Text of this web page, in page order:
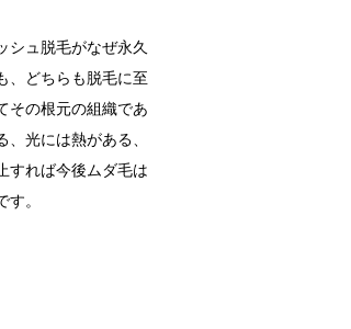
シュ脱毛がなぜ永久
、どちらも脱毛に至
その根元の組織であ
光には熱がある、
すれば今後ムダ毛は
。